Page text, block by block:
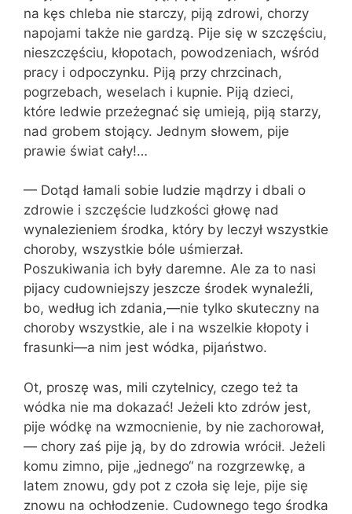
na kęs chleba nie starczy, piją zdrowi, chorzy
napojami także nie gardzą. Pije się w szczęściu,
nieszczęściu, kło­potach, powodzeniach, wśród
pracy i odpo­czynku. Piją przy chrzcinach,
pogrzebach, weselach i kupnie. Piją dzieci,
które le­dwie przeżegnać się umieją, piją starzy,
nad grobem stojący. Jednym słowem, pije
prawie świat cały!…
— Dotąd łamali sobie ludzie mądrzy i dbali o
zdrowie i szczęście ludzkości głowę nad
wynalezieniem środka, który by leczył wszystkie
choroby, wszystkie bóle uśmierzał.
Poszukiwania ich były daremne. Ale za to nasi
pijacy cudowniejszy jesz­cze środek wynaleźli,
bo, według ich zda­nia,—nie tylko skuteczny na
choroby wszy­stkie, ale i na wszelkie kłopoty i
fra­sunki—a nim jest wódka, pijaństwo.
Ot, proszę was, mili czytelnicy, czego też ta
wódka nie ma dokazać! Jeżeli kto zdrów jest,
pije wódkę na wzmocnienie, by nie zachorował,
— chory zaś pije ją, by do zdrowia wrócił. Jeżeli
komu zimno, pije „jednego“ na rozgrzewkę, a
latem znowu, gdy pot z czoła się leje, pije się
znowu na ochłodzenie. Cudownego tego środka